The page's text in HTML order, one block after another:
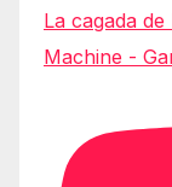
La cagada
Machine -